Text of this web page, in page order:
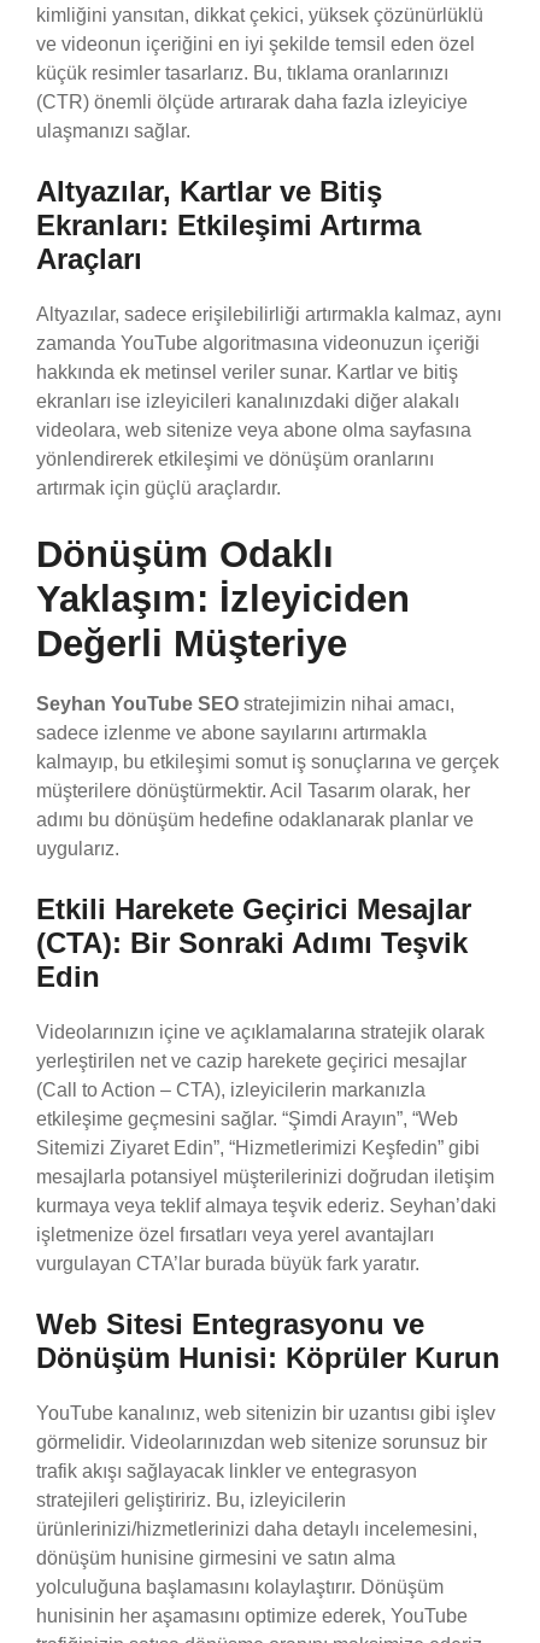
kimliğini yansıtan, dikkat çekici, yüksek çözünürlüklü
ve videonun içeriğini en iyi şekilde temsil eden özel
küçük resimler tasarlarız. Bu, tıklama oranlarınızı
(CTR) önemli ölçüde artırarak daha fazla izleyiciye
ulaşmanızı sağlar.
Altyazılar, Kartlar ve Bitiş
Ekranları: Etkileşimi Artırma
Araçları
Altyazılar, sadece erişilebilirliği artırmakla kalmaz, aynı
zamanda YouTube algoritmasına videonuzun içeriği
hakkında ek metinsel veriler sunar. Kartlar ve bitiş
ekranları ise izleyicileri kanalınızdaki diğer alakalı
videolara, web sitenize veya abone olma sayfasına
yönlendirerek etkileşimi ve dönüşüm oranlarını
artırmak için güçlü araçlardır.
Dönüşüm Odaklı
Yaklaşım: İzleyiciden
Değerli Müşteriye
Seyhan YouTube SEO stratejimizin nihai amacı,
sadece izlenme ve abone sayılarını artırmakla
kalmayıp, bu etkileşimi somut iş sonuçlarına ve gerçek
müşterilere dönüştürmektir. Acil Tasarım olarak, her
adımı bu dönüşüm hedefine odaklanarak planlar ve
uygularız.
Etkili Harekete Geçirici Mesajlar
(CTA): Bir Sonraki Adımı Teşvik
Edin
Videolarınızın içine ve açıklamalarına stratejik olarak
yerleştirilen net ve cazip harekete geçirici mesajlar
(Call to Action – CTA), izleyicilerin markanızla
etkileşime geçmesini sağlar. “Şimdi Arayın”, “Web
Sitemizi Ziyaret Edin”, “Hizmetlerimizi Keşfedin” gibi
mesajlarla potansiyel müşterilerinizi doğrudan iletişim
kurmaya veya teklif almaya teşvik ederiz. Seyhan’daki
işletmenize özel fırsatları veya yerel avantajları
vurgulayan CTA’lar burada büyük fark yaratır.
Web Sitesi Entegrasyonu ve
Dönüşüm Hunisi: Köprüler Kurun
YouTube kanalınız, web sitenizin bir uzantısı gibi işlev
görmelidir. Videolarınızdan web sitenize sorunsuz bir
trafik akışı sağlayacak linkler ve entegrasyon
stratejileri geliştiririz. Bu, izleyicilerin
ürünlerinizi/hizmetlerinizi daha detaylı incelemesini,
dönüşüm hunisine girmesini ve satın alma
yolculuğuna başlamasını kolaylaştırır. Dönüşüm
hunisinin her aşamasını optimize ederek, YouTube